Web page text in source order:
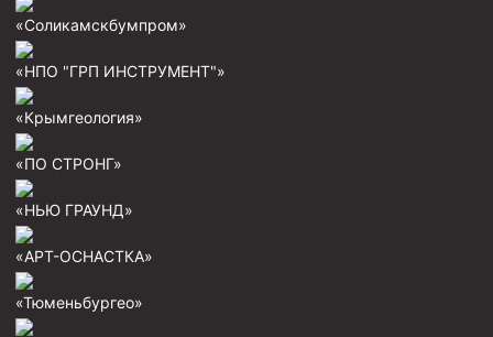
«Соликамскбумпром»
«НПО "ГРП ИНСТРУМЕНТ"»
«Крымгеология»
«ПО СТРОНГ»
«НЬЮ ГРАУНД»
«АРТ-ОСНАСТКА»
«Тюменьбургео»